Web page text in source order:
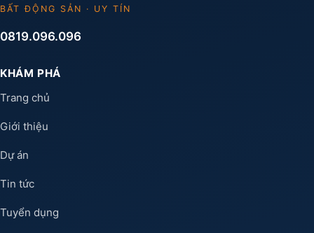
BẤT ĐỘNG SẢN · UY TÍN
0819.096.096
KHÁM PHÁ
Trang chủ
Giới thiệu
Dự án
Tin tức
Tuyển dụng